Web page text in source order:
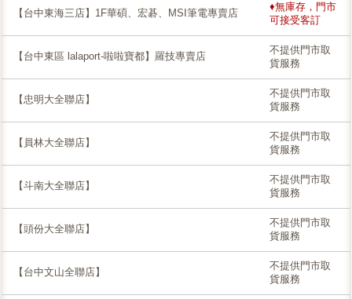
【台中東海三店】1F華碩、宏碁、MSI筆電專賣店
♦無庫存，門市
可接受客訂
【台中東區 lalaport-啦啦寶都】羅技專賣店
不提供門市取
貨服務
【忠明大全聯店】
不提供門市取
貨服務
【員林大全聯店】
不提供門市取
貨服務
【斗南大全聯店】
不提供門市取
貨服務
【頭份大全聯店】
不提供門市取
貨服務
【台中文山全聯店】
不提供門市取
貨服務